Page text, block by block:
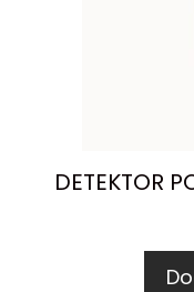
DETEKTOR